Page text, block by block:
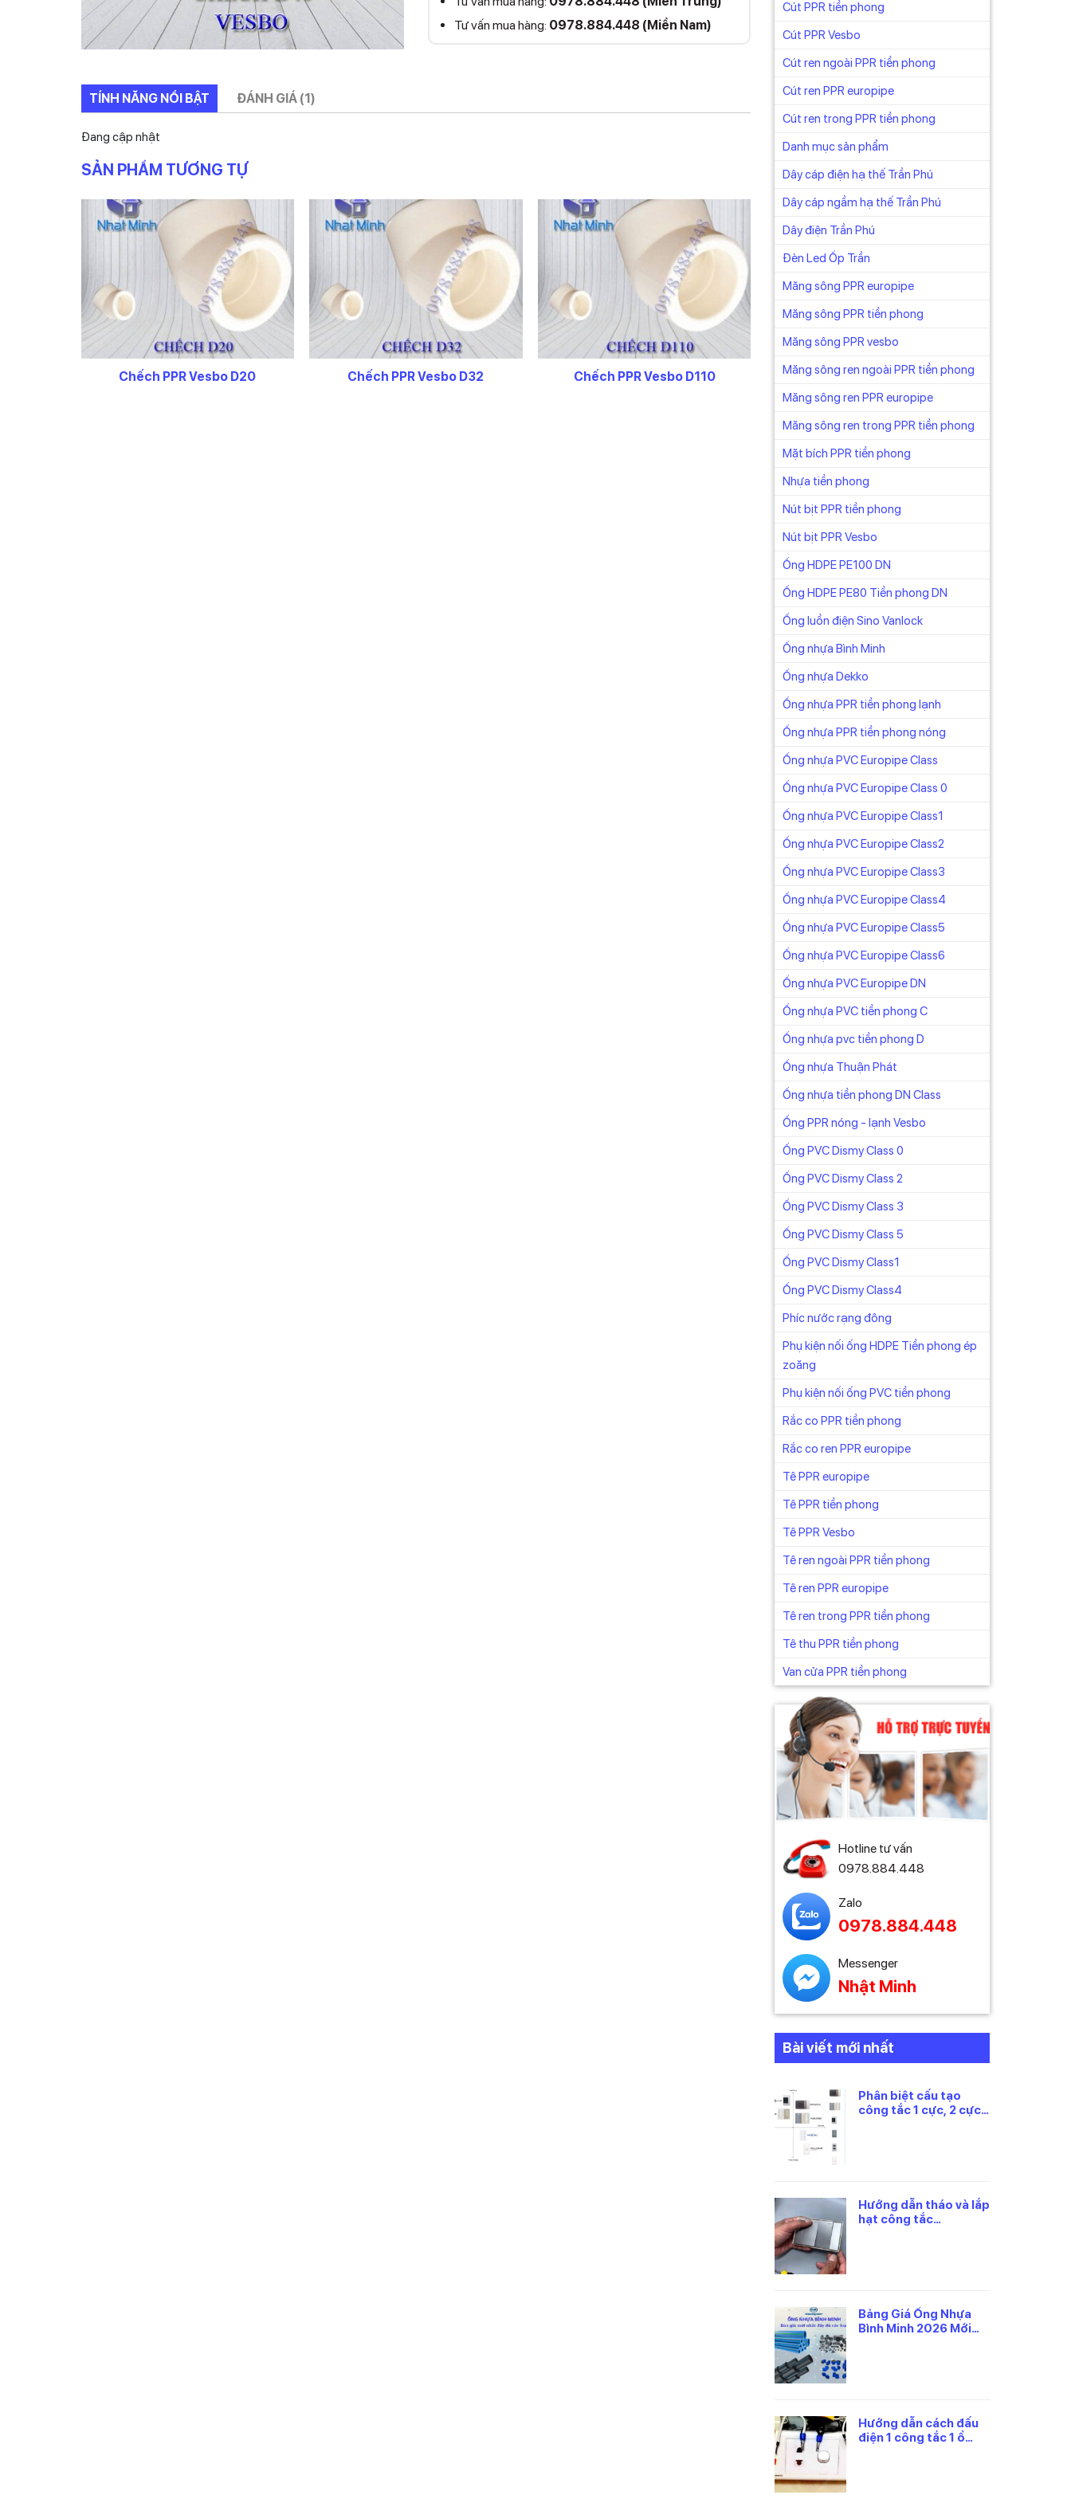
Cút PPR tiền phong
Cút PPR Vesbo
Cút ren ngoài PPR tiền phong
Cút ren PPR europipe
Cút ren trong PPR tiền phong
Danh mục sản phẩm
Dây cáp điện hạ thế Trần Phú
Dây cáp ngầm hạ thế Trần Phú
Dây điện Trần Phú
Đèn Led Ốp Trần
Măng sông PPR europipe
Măng sông PPR tiền phong
Măng sông PPR vesbo
Măng sông ren ngoài PPR tiền phong
Măng sông ren PPR europipe
Măng sông ren trong PPR tiền phong
Mặt bích PPR tiền phong
Nhựa tiền phong
Nút bịt PPR tiền phong
Nút bịt PPR Vesbo
Ống HDPE PE100 DN
Ống HDPE PE80 Tiền phong DN
Ống luồn điện Sino Vanlock
Ống nhựa Bình Minh
Ống nhựa Dekko
Ống nhựa PPR tiền phong lạnh
Ống nhựa PPR tiền phong nóng
Ống nhựa PVC Europipe Class
Ống nhựa PVC Europipe Class 0
Ống nhựa PVC Europipe Class1
Ống nhựa PVC Europipe Class2
Ống nhựa PVC Europipe Class3
Ống nhựa PVC Europipe Class4
Ống nhựa PVC Europipe Class5
Ống nhựa PVC Europipe Class6
Ống nhựa PVC Europipe DN
Ống nhựa PVC tiền phong C
Ống nhựa pvc tiền phong D
Ống nhựa Thuận Phát
Ống nhựa tiền phong DN Class
Ống PPR nóng - lạnh Vesbo
Ống PVC Dismy Class 0
Ống PVC Dismy Class 2
Ống PVC Dismy Class 3
Ống PVC Dismy Class 5
Ống PVC Dismy Class1
Ống PVC Dismy Class4
Phíc nước rạng đông
Phụ kiện nối ống HDPE Tiền phong ép
zoăng
Phụ kiện nối ống PVC tiền phong
Rắc co PPR tiền phong
Rắc co ren PPR europipe
Tê PPR europipe
Tê PPR tiền phong
Tê PPR Vesbo
Tê ren ngoài PPR tiền phong
Tê ren PPR europipe
Tê ren trong PPR tiền phong
Tê thu PPR tiền phong
Van cửa PPR tiền phong
Hotline tư vấn
0978.884.448
Zalo
0978.884.448
Messenger
Nhật Minh
Bài viết mới nhất
Phân biệt cấu tạo
công tắc 1 cực, 2 cực
Hướng dẫn tháo và lắp
hạt công tắc
Bảng Giá Ống Nhựa
Bình Minh 2026 Mới
Hướng dẫn cách đấu
điện 1 công tắc 1 ổ
Tư vấn mua hàng: 0978.884.448 (Miền Nam)
TÍNH NĂNG NỔI BẬT ĐÁNH GIÁ (1)
Đang cập nhật
SẢN PHẨM TƯƠNG TỰ
Chếch PPR Vesbo D20 Chếch PPR Vesbo D32 Chếch PPR Vesbo D110